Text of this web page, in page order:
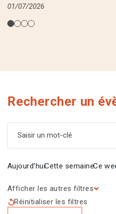
01/07/2026
Rechercher un
Aujourd’huiCette semaineCe
Afficher les autres filtres
Réinitialiser les filtres